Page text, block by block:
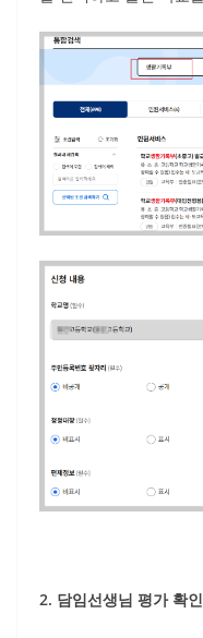
2. 담임선생님 평가 확인